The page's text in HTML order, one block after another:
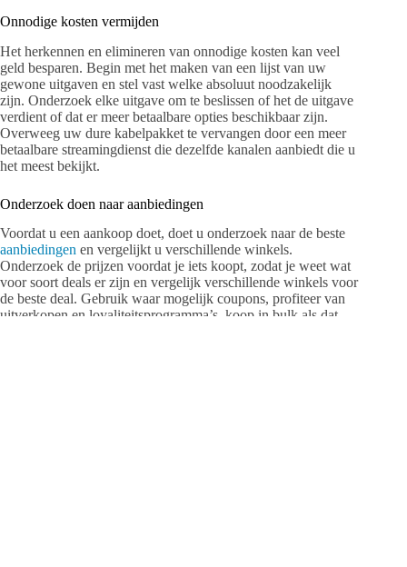
Onnodige kosten vermijden
Het herkennen en elimineren van onnodige kosten kan veel
geld besparen. Begin met het maken van een lijst van uw
gewone uitgaven en stel vast welke absoluut noodzakelijk
zijn. Onderzoek elke uitgave om te beslissen of het de uitgave
verdient of dat er meer betaalbare opties beschikbaar zijn.
Overweeg uw dure kabelpakket te vervangen door een meer
betaalbare streamingdienst die dezelfde kanalen aanbiedt die u
het meest bekijkt.
Onderzoek doen naar aanbiedingen
Voordat u een aankoop doet, doet u onderzoek naar de beste
aanbiedingen en vergelijkt u verschillende winkels.
Onderzoek de prijzen voordat je iets koopt, zodat je weet wat
voor soort deals er zijn en vergelijk verschillende winkels voor
de beste deal. Gebruik waar mogelijk coupons, profiteer van
uitverkopen en loyaliteitsprogramma’s, koop in bulk als dat